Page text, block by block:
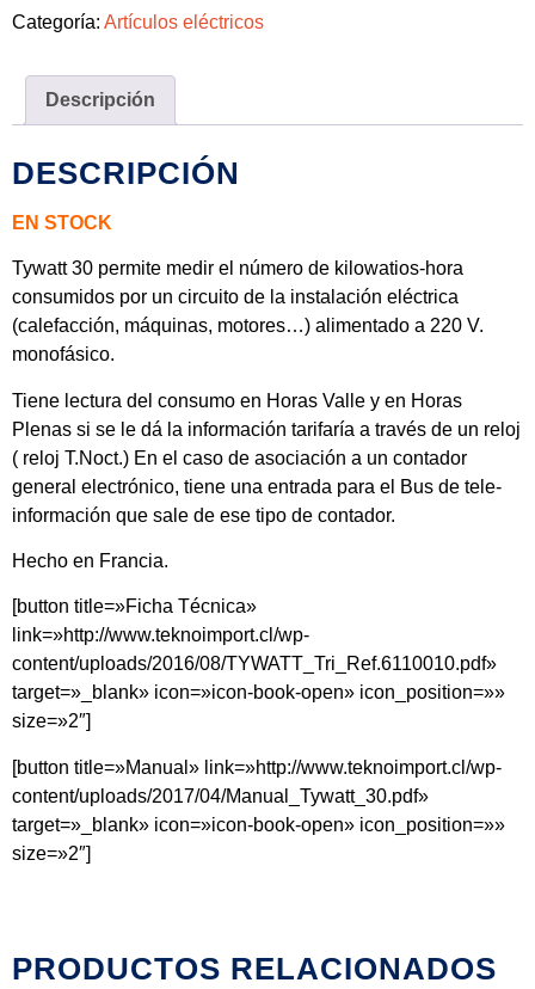
Categoría: Artículos eléctricos
Descripción
DESCRIPCIÓN
EN STOCK
Tywatt 30 permite medir el número de kilowatios-hora
consumidos por un circuito de la instalación eléctrica
(calefacción, máquinas, motores…) alimentado a 220 V.
monofásico.
Tiene lectura del consumo en Horas Valle y en Horas
Plenas si se le dá la información tarifaría a través de un reloj
( reloj T.Noct.) En el caso de asociación a un contador
general electrónico, tiene una entrada para el Bus de tele-
información que sale de ese tipo de contador.
Hecho en Francia.
[button title=»Ficha Técnica»
link=»http://www.teknoimport.cl/wp-
content/uploads/2016/08/TYWATT_Tri_Ref.6110010.pdf»
target=»_blank» icon=»icon-book-open» icon_position=»»
size=»2″]
[button title=»Manual» link=»http://www.teknoimport.cl/wp-
content/uploads/2017/04/Manual_Tywatt_30.pdf»
target=»_blank» icon=»icon-book-open» icon_position=»»
size=»2″]
PRODUCTOS RELACIONADOS